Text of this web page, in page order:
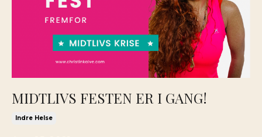
MIDTLIVS FESTEN ER I GANG!
Indre Helse